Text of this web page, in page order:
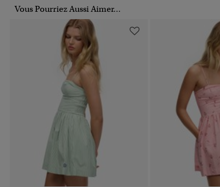
Vous Pourriez Aussi Aimer...